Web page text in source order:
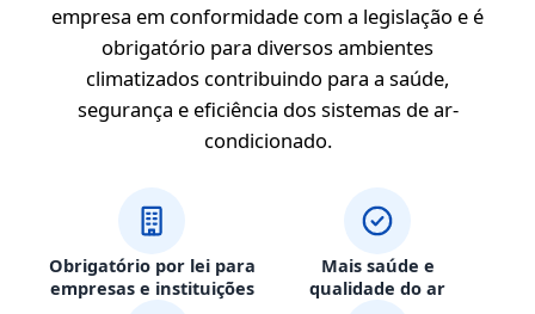
empresa em conformidade com a legislação e é
obrigatório para diversos ambientes
climatizados contribuindo para a saúde,
segurança e eficiência dos sistemas de ar-
condicionado.
Obrigatório por lei para
empresas e instituições
Mais saúde e
qualidade do ar